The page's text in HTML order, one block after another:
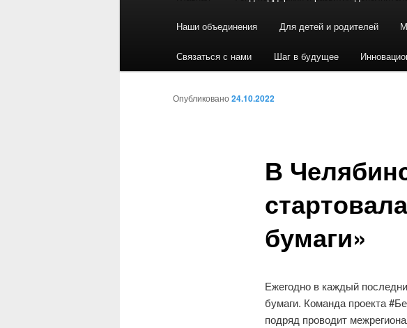
Наши объединения Для детей и родителей
Связаться с нами Шаг в будущее
В
бумаги»
Опубликовано 24.10.2022
Ежегодно в каждый
бумаги. Команда проекта
подряд проводит